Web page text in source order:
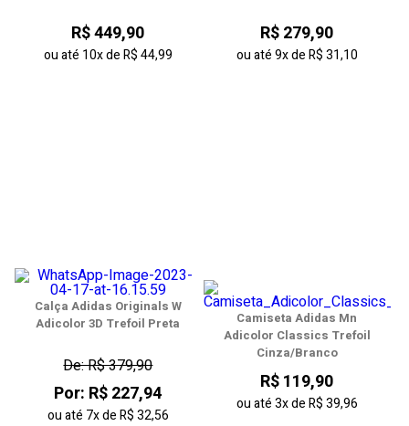
R$ 449,90
ou até 10xdeR$ 44,99
R$ 279,90
ou até9xdeR$ 31,10
Calça Adidas Originals W
Adicolor 3D Trefoil Preta
De: R$ 379,90
Por: R$ 227,94
ou até 7xdeR$ 32,56
Camiseta Adidas Mn
Adicolor Classics Trefoil
Cinza/Branco
R$ 119,90
ou até3xdeR$ 39,96